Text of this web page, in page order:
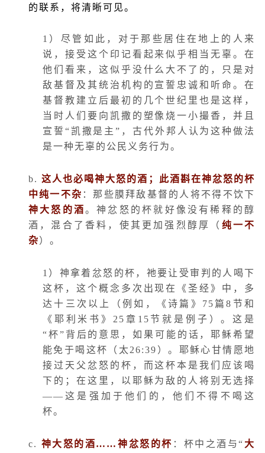
的联系，将清晰可见。
1 ）尽管如此，对于那些居住在地上的人来
说，接受这个印记看起来似乎相当无辜。在
他们看来，这似乎没什么大不了的，只是对
敌基督及其统治机构的宣誓忠诚和听命。在
基督教建立后最初的几个世纪里也是这样，
当时人们要向凯撒的塑像烧一小撮香，并且
宣誓“凯撒是主”，古代外邦人认为这种做法
是一种无辜的公民义务行为。
b. 这人也必喝神大怒的酒；此酒斟在神忿怒的杯
中纯一不杂 ：那些膜拜敌基督的人将不得不饮下
神大怒的酒。神忿怒的杯就好像没有稀释的醇
酒，混合了香料，使其更加强烈醇厚（ 纯一不
杂）。
1 ）神拿着忿怒的杯，祂要让受审判的人喝下
这杯，这个概念多次出现在《圣经》中，多
达十三次以上（例如，《诗篇》 75篇8 节和
《耶利米书》 25 章 15 节就是例子）。这是
“杯”背后的意思，如果可能的话，耶稣希望
能免于喝这杯（太 26:39 ）。耶稣心甘情愿地
接过天父忿怒的杯，而这杯本是我们应该喝
下的；在这里，以耶稣为敌的人将别无选择
——这是强加于他们的，他们不得不喝这
杯。
c. 神大怒的酒……神忿怒的杯 ：杯中之酒与“ 大